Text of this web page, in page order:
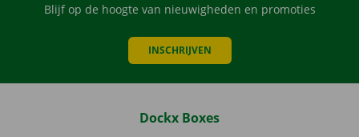
Blijf op de hoogte van nieuwigheden en promoties
INSCHRIJVEN
Dockx Boxes